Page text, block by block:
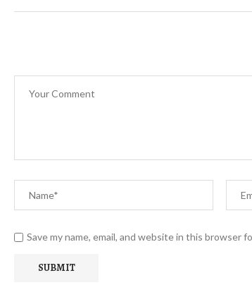
Save my name, email, and website in this browser